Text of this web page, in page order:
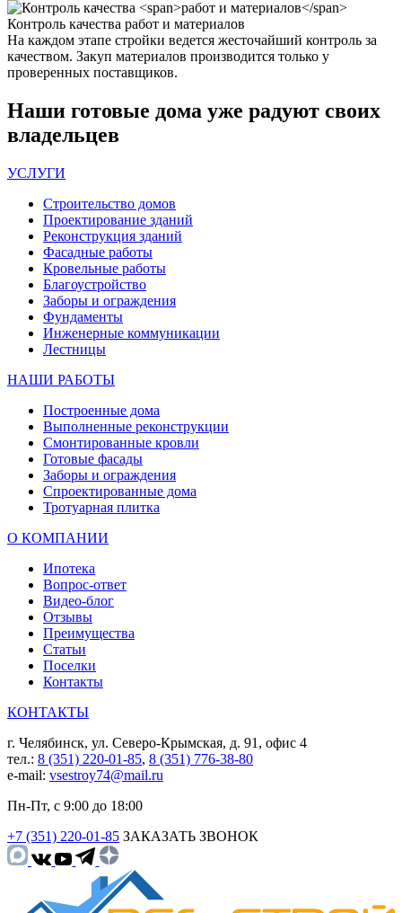
Контроль качества работ и материалов
На каждом этапе стройки ведется жесточайший контроль за
качеством. Закуп материалов производится только у
проверенных поставщиков.
Наши готовые дома уже радуют своих
владельцев
УСЛУГИ
Строительство домов
Проектирование зданий
Реконструкция зданий
Фасадные работы
Кровельные работы
Благоустройство
Заборы и ограждения
Фундаменты
Инженерные коммуникации
Лестницы
НАШИ РАБОТЫ
Построенные дома
Выполненные реконструкции
Смонтированные кровли
Готовые фасады
Заборы и ограждения
Спроектированные дома
Тротуарная плитка
О КОМПАНИИ
Ипотека
Вопрос-ответ
Видео-блог
Отзывы
Преимущества
Статьи
Поселки
Контакты
КОНТАКТЫ
г. Челябинск, ул. Северо-Крымская, д. 91, офис 4
тел.: 8 (351) 220-01-85, 8 (351) 776-38-80
e-mail: vsestroy74@mail.ru
Пн-Пт, с 9:00 до 18:00
+7 (351) 220-01-85 ЗАКАЗАТЬ ЗВОНОК